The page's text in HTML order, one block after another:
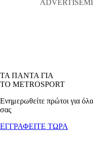
ΤΑ ΠΑΝΤΑ ΓΙΑ
ΤΟ METROSPORT
Ενημερωθείτε πρώτοι για
σας
ΕΓΓΡΑΦΕΙΤΕ ΤΩΡΑ